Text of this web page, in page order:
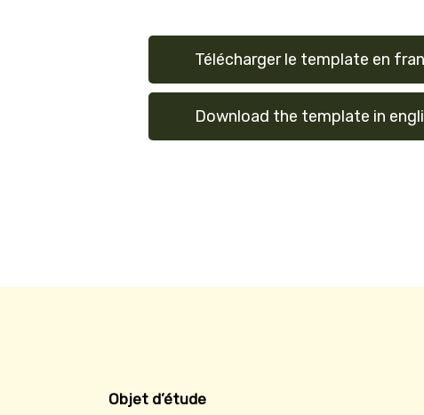
Télécharger le template en
Download the template in
Objet d’étude